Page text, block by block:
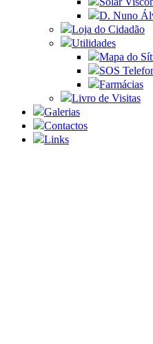
D. Nuno
Loja do Cidadão
Utilidades
Mapa do
SOS
Farmácias
Livro de Visitas
Galerias
Contactos
Links